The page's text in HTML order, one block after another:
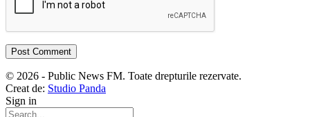
© 2026 - Public News FM. Toate drepturile rezervate.
Creat de: Studio Panda
Sign in